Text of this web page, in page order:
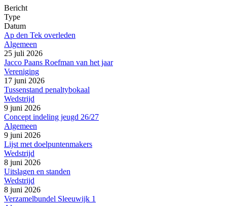
Bericht
Type
Datum
Ap den Tek overleden
Algemeen
25 juli 2026
Jacco Paans Roefman van het jaar
Vereniging
17 juni 2026
Tussenstand penaltybokaal
Wedstrijd
9 juni 2026
Concept indeling jeugd 26/27
Algemeen
9 juni 2026
Lijst met doelpuntenmakers
Wedstrijd
8 juni 2026
Uitslagen en standen
Wedstrijd
8 juni 2026
Verzamelbundel Sleeuwijk 1